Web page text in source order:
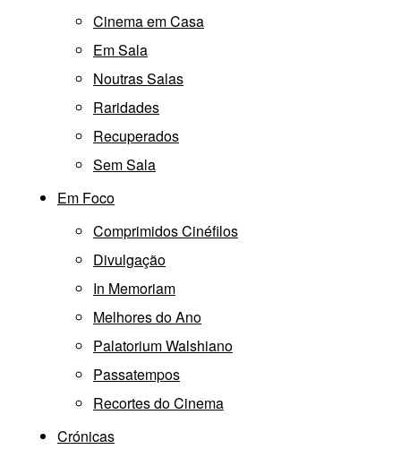
Cinema em Casa
Em Sala
Noutras Salas
Raridades
Recuperados
Sem Sala
Em Foco
Comprimidos Cinéfilos
Divulgação
In Memoriam
Melhores do Ano
Palatorium Walshiano
Passatempos
Recortes do Cinema
Crónicas